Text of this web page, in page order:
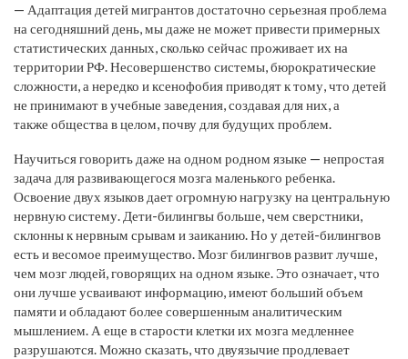
— Адаптация детей мигрантов достаточно серьезная проблема
на сегодняшний день, мы даже не может привести примерных
статистических данных, сколько сейчас проживает их на
территории РФ. Несовершенство системы, бюрократические
сложности, а нередко и ксенофобия приводят к тому, что детей
не принимают в учебные заведения, создавая для них, а
также общества в целом, почву для будущих проблем.
Научиться говорить даже на одном родном языке — непростая
задача для развивающегося мозга маленького ребенка.
Освоение двух языков дает огромную нагрузку на центральную
нервную систему. Дети-билингвы больше, чем сверстники,
склонны к нервным срывам и заиканию. Но у детей-билингвов
есть и весомое преимущество. Мозг билингвов развит лучше,
чем мозг людей, говорящих на одном языке. Это означает, что
они лучше усваивают информацию, имеют больший объем
памяти и обладают более совершенным аналитическим
мышлением. А еще в старости клетки их мозга медленнее
разрушаются. Можно сказать, что двуязычие продлевает